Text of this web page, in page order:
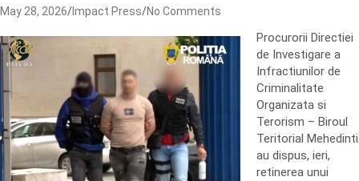
May 28, 2026 Impact Press No Comments
Procurorii Directiei
de Investigare a
Infractiunilor de
Criminalitate
Organizata si
Terorism – Biroul
Teritorial Mehedinti
au dispus, ieri,
retinerea unui